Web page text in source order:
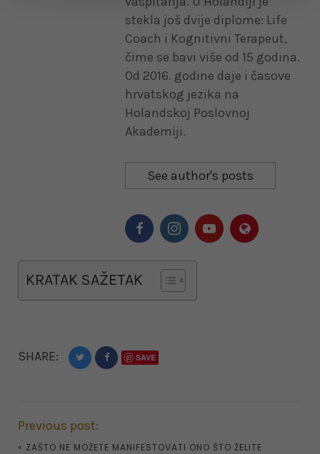
stekla još dvije diplome: Life
Coach i Kognitivni Terapeut,
čime se bavi više od 15 godina.
Od 2016. godine daje i časove
hrvatskog jezika na
Holandskoj Poslovnoj
Akademiji.
See author's posts
KRATAK SAŽETAK
SHARE: SAVE
Previous post:
« ZAŠTO NE MOŽETE MANIFESTOVATI ONO ŠTO ŽELITE